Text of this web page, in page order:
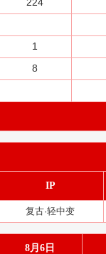
1
8
IP
复古·轻中变
8月6日